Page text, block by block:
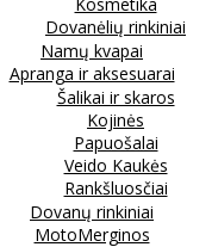
Dovanėlių rinkiniai
Namų kvapai
Apranga ir aksesuarai
Šalikai ir skaros
Kojinės
Papuošalai
Veido Kaukės
Rankšluosčiai
Dovanų rinkiniai
MotoMerginos